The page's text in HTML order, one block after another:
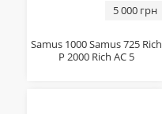
5 000 грн
Sаmus 1000 Sаmus 725 Riсh
P 2000 Riсh AC 5